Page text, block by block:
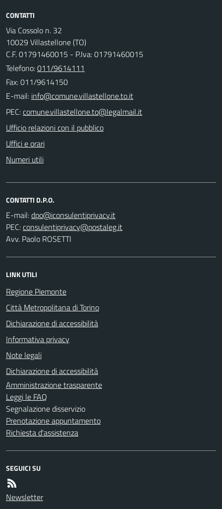
CONTATTI
Via Cossolo n. 32
10029 Villastellone (TO)
C.F. 01791460015 - P.Iva: 01791460015
Telefono:011/9614111
Fax: 011/9614150
E-mail:
PEC:
Ufficio relazioni con il pubblico
Uffici e orari
Numeri utili
CONTATTI D.P.O.
E-mail:
PEC:
Avv. Paolo ROSETTI
LINK UTILI
Regione Piemonte
Città Metropolitana di Torino
Dichiarazione di accessibilità
Informativa privacy
Note legali
Dichiarazione di accessibilità
Amministrazione trasparente
Leggi le FAQ
Segnalazione disservizio
Prenotazione appuntamento
Richiesta d'assistenza
SEGUICI SU
Newsletter